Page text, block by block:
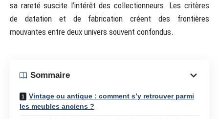
sa rareté suscite l’intérêt des collectionneurs. Les critères
de datation et de fabrication créent des frontières
mouvantes entre deux univers souvent confondus.
Sommaire
Vintage ou antique : comment s’y retrouver parmi
les meubles anciens ?